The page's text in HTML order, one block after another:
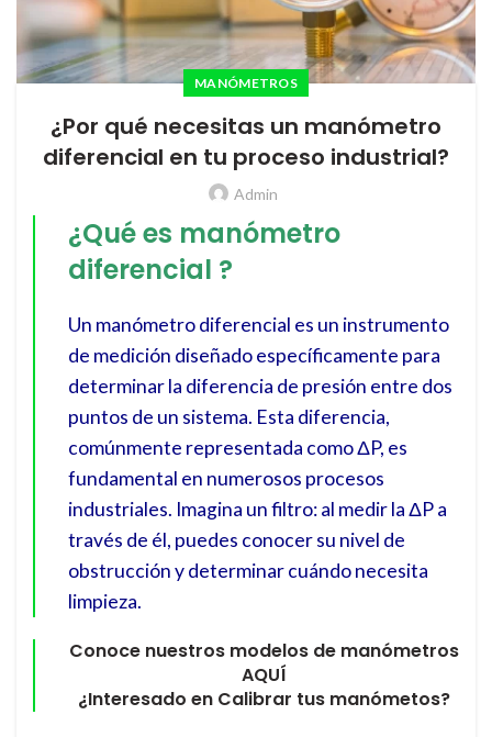
MANÓMETROS
¿Por qué necesitas un manómetro
diferencial en tu proceso industrial?
Admin
¿Qué es manómetro
diferencial ?
Un manómetro diferencial es un instrumento
de medición diseñado específicamente para
determinar la diferencia de presión entre dos
puntos de un sistema. Esta diferencia,
comúnmente representada como ΔP, es
fundamental en numerosos procesos
industriales. Imagina un filtro: al medir la ΔP a
través de él, puedes conocer su nivel de
obstrucción y determinar cuándo necesita
limpieza.
Conoce nuestros modelos de manómetros
AQUÍ
¿Interesado en Calibrar tus manómetos?